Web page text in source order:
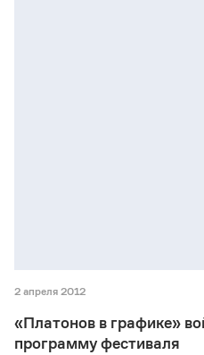
2 апреля 2012
«Платонов в графике»
программу фестиваля